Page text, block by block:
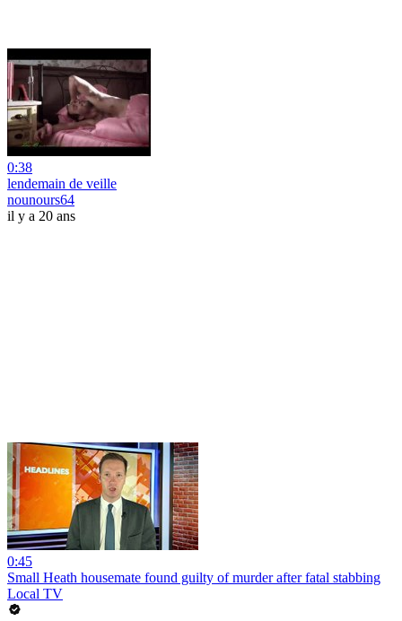
0:38
lendemain de veille
nounours64
il y a 20 ans
0:45
Small Heath housemate found guilty of murder after fatal stabbing
Local TV